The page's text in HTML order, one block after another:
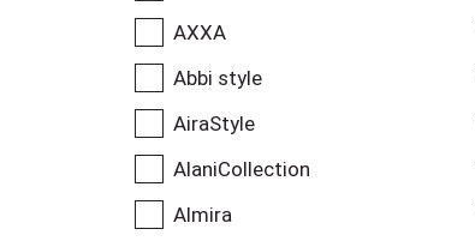
AXXA
Abbi style
AiraStyle
AlaniCollection
Almira